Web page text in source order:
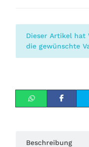
x
Dieser Artikel hat
die gewünschte
Beschreibung